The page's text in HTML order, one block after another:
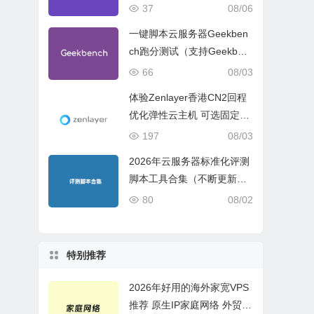
试、网络线路与购买建议08/06
37
一键脚本云服务器Geekben
ch跑分测试（支持Geekben
ch 5 Geekbench 6 Geekbe
08/03
66
体验Zenlayer香港CN2回程
优化弹性云主机 可选固定带
宽或流量模式
08/03
197
2026年云服务器标准化评测
脚本工具合集（不断更新完
善）
08/02
80
特别推荐
2026年好用的海外家宽VPS
推荐 原生IP家庭网络 外贸电